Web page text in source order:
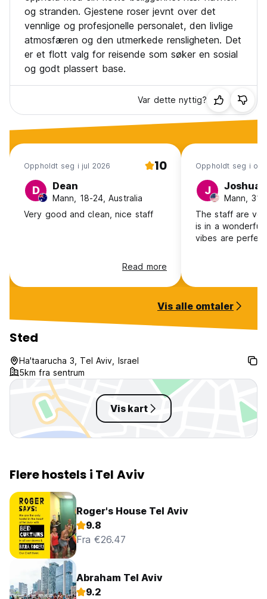
Maksimalt opphold er 12 dager (Auto-translated from
original language)
og stranden. Gjestene roser jevnt over det
vennlige og profesjonelle personalet, den livlige
atmosfæren og den utmerkede rensligheten. Det
er et flott valg for reisende som søker en sosial
og godt plassert base.
Var dette nyttig?
Oppholdt seg i jul 2026 10
D Dean
Mann, 18-24, Australia
Very good and clean, nice staff
Read more
Oppholdt seg i okt
J Joshua
Mann, 31-
The staff are
is in a wonderful
vibes are
Vis alle omtaler
Sted
Ha'taarucha 3, Tel Aviv, Israel
5km fra sentrum
Vis kart
Flere hostels i Tel Aviv
Roger's House Tel Aviv
9.8
Fra €26.47
Abraham Tel Aviv
9.2